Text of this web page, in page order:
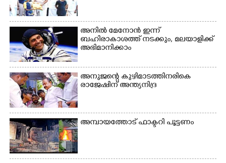
നായ. ഫോട്ടോ: കെ.വിശ്വജി
ത്ത്
അനിൽ മേനോൻ ഇന്ന്
ബഹിരാകാശത്ത് നടക്കും, മലയാളിക്ക്
അഭിമാനിക്കാം
അനുജന്റെ കുഴിമാടത്തിനരികെ
രാജേഷിന് അന്ത്യനിദ്ര
അമ്പായത്തോട് ഫാക്ടറി പൂട്ടണം